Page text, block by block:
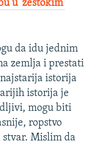
u 'žestokim'
da idu jednim
zemlja i prestati
istorija
istorija je
mogu biti
ropstvo
stvar. Mislim da